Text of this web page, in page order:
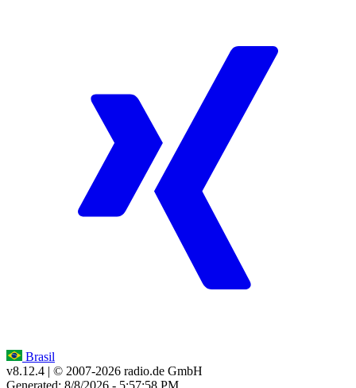
Brasil
v8.12.4 | © 2007-2026 radio.de GmbH